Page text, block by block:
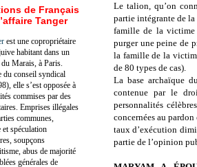
Le talion, qu’on
partie intégrante de
famille de la victime
purger une peine de
la famille de la
de 80 types de cas).
La base archaïque
contenue par le
personnalités
concernées au
taux d’exécution
partie de l’opinion
de Français
Tanger
est une copropriétaire
habitant dans un
Marais, à Paris.
du conseil syndical
elle s’est opposée à
commises par des
Emprises illégales
communes,
spéculation
soupçons
abus de majorité
générales de